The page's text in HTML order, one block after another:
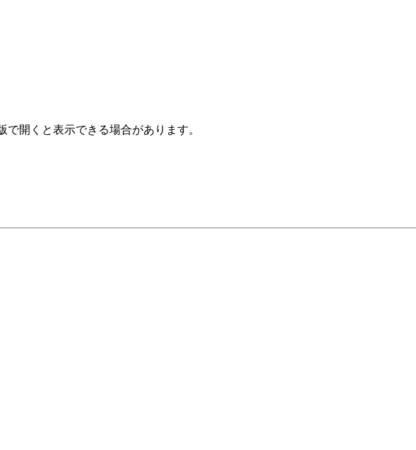
開くと表示できる場合があります。